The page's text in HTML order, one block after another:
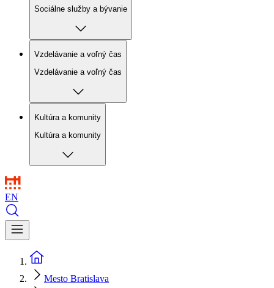
Sociálne služby a bývanie
Vzdelávanie a voľný čas
Vzdelávanie a voľný čas
Kultúra a komunity
Kultúra a komunity
EN
Mesto Bratislava